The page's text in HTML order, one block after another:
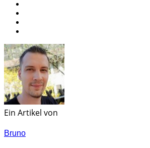
Ein Artikel von
Bruno